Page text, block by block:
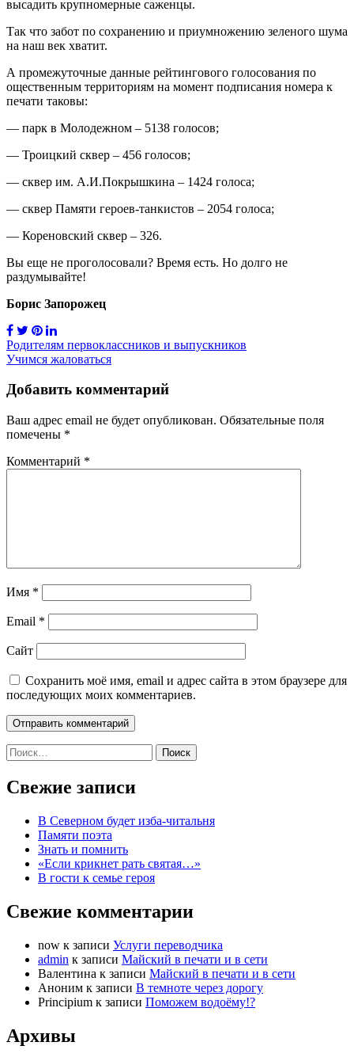
высадить крупномерные саженцы.
Так что забот по сохранению и приумножению зеленого шума
на наш век хватит.
А промежуточные данные рейтингового голосования по
ощественным территориям на момент подписания номера к
печати таковы:
— парк в Молодежном – 5138 голосов;
— Троицкий сквер – 456 голосов;
— сквер им. А.И.Покрышкина – 1424 голоса;
— сквер Памяти героев-танкистов – 2054 голоса;
— Кореновский сквер – 326.
Вы еще не проголосовали? Время есть. Но долго не
раздумывайте!
Борис Запорожец
Навигация
по
записям
Родителям первоклассников и выпускников
Учимся жаловаться
Добавить комментарий
Ваш адрес email не будет опубликован. Обязательные поля
помечены *
Комментарий *
Имя *
Email *
Сайт
Сохранить моё имя, email и адрес сайта в этом браузере для
последующих моих комментариев.
Найти:
Свежие записи
В Северном будет изба-читальня
Памяти поэта
Знать и помнить
«Если крикнет рать святая…»
В гости к семье героя
Свежие комментарии
now к записи Услуги переводчика
admin к записи Майский в печати и в сети
Валентина к записи Майский в печати и в сети
Аноним к записи В темноте через дорогу
Principium к записи Поможем водоёму!?
Архивы